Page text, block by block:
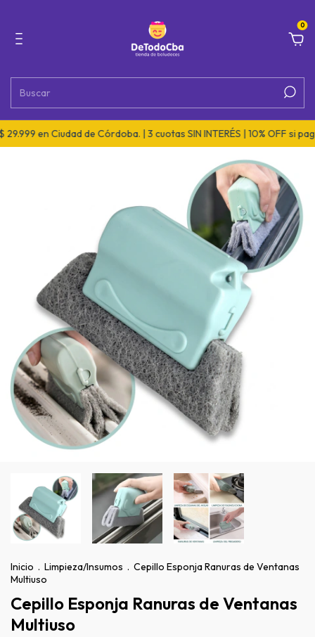
0
en Ciudad de Córdoba. | 3 cuotas SIN INTERÉS | 10% OFF si pagás
Inicio . Limpieza/Insumos . Cepillo Esponja Ranuras de Ventanas
Multiuso
Cepillo Esponja Ranuras de Ventanas
Multiuso